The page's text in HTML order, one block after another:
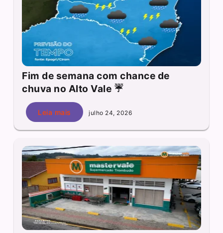
Fim de semana com chance de
chuva no Alto Vale ☔
Leia mais julho 24, 2026